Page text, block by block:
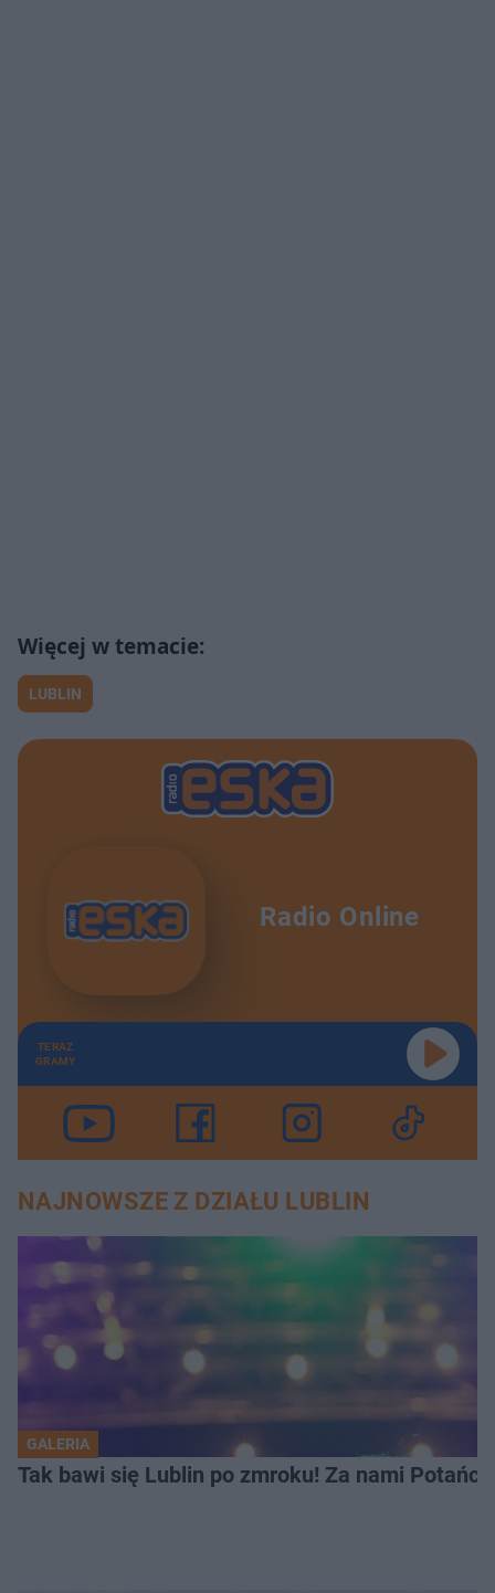
LUBLIN
Radio Online
TERAZ
GRAMY
NAJNOWSZE Z DZIAŁU LUBLIN
GALERIA
Tak bawi się Lublin po zmroku! Za nami